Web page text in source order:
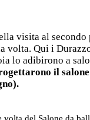
visita al
volta. Qui i
lo adibirono a
il salone